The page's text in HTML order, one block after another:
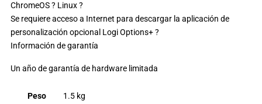
ChromeOS ? Linux ?
Se requiere acceso a Internet para descargar la aplicación de
personalización opcional Logi Options+ ?
Información de garantía
Un año de garantía de hardware limitada
Peso
1.5 kg